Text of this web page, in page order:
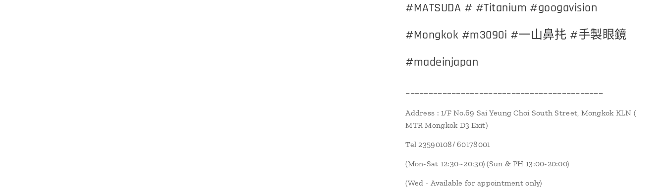
#MATSUDA # #Titanium #googavision
#Mongkok #m3090i #一山鼻扥 #手製眼鏡
#madeinjapan
===========================================
Address : 1/F No.69 Sai Yeung Choi South Street, Mongkok KLN (
MTR Mongkok D3 Exit)
Tel 23590108/ 60178001
(Mon-Sat 12:30~20:30) (Sun & PH 13:00-20:00)
(Wed - Available for appointment only)